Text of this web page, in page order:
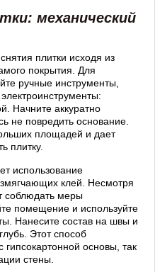
механический
плитки исходя из
покрытия. Для
ручные инструменты,
Начните аккуратно
не повредить основание.
площадей и дает
плитку.
использование
клей. Несмотря
соблюдать меры
помещение и используйте
Нанесите состав на швы и
Этот способ
основы, так
стены.